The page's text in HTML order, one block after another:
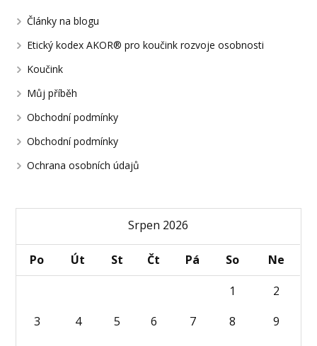
Články na blogu
Etický kodex AKOR® pro koučink rozvoje osobnosti
Koučink
Můj příběh
Obchodní podmínky
Obchodní podmínky
Ochrana osobních údajů
Srpen 2026
Po Út St Čt Pá So
Ne
1
2
3
4 5 6 7 8
9